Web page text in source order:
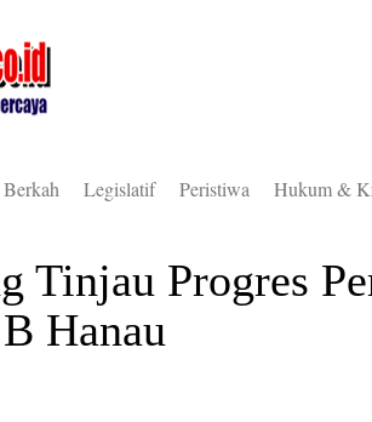
Legislatif
DPRD Barito Timur
DPRD Barito Utara
Peristiwa Hukum &
Tinjau Progres
Hanau